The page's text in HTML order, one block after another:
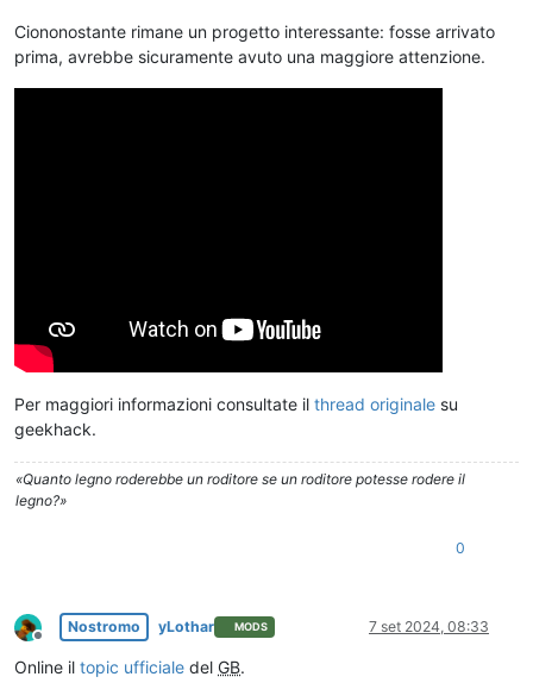
Ciononostante rimane un progetto interessante: fosse arrivato
prima, avrebbe sicuramente avuto una maggiore attenzione.
Per maggiori informazioni consultate il thread originale su
geekhack.
«Quanto legno roderebbe un roditore se un roditore potesse rodere il
legno?»
0
Non in linea
Nostromo yLothar MODS 7 set 2024, 08:33
Online il topic ufficiale del GB.